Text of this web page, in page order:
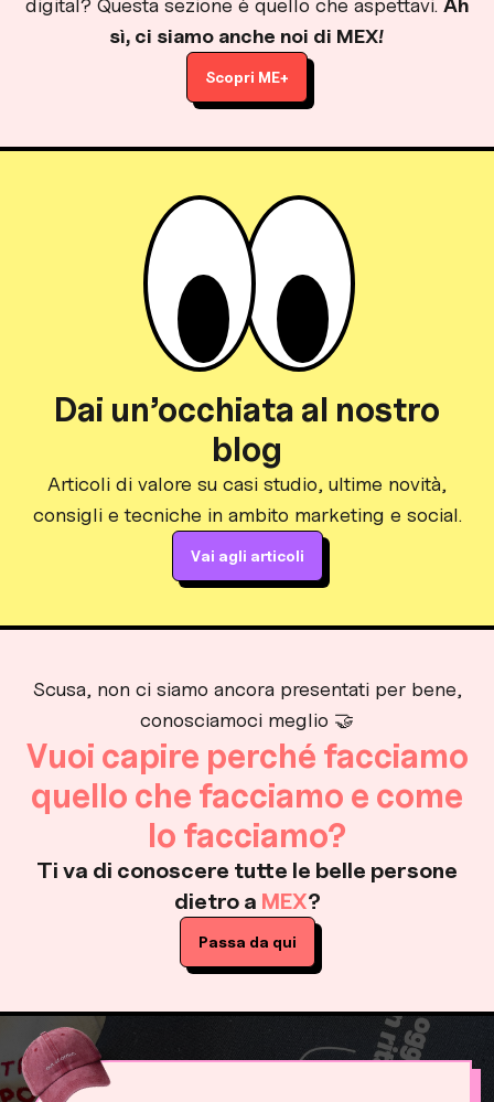
digital? Questa sezione è quello che aspettavi. Ah
sì, ci siamo anche noi di MEX!
Scopri ME+
Dai un’occhiata al nostro
blog
Articoli di valore su casi studio, ultime novità,
consigli e tecniche in ambito marketing e social.
Vai agli articoli
Scusa, non ci siamo ancora presentati per bene,
conosciamoci meglio 🤝
Vuoi capire perché facciamo
quello che facciamo e come
lo facciamo?
Ti va di conoscere tutte le belle persone
dietro a MEX?
Passa da qui